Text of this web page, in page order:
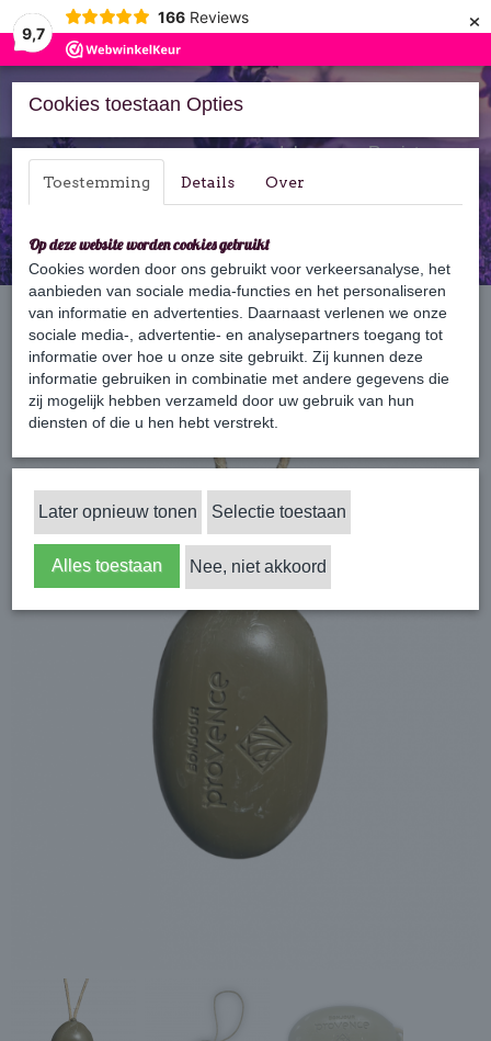
9,7
166 Reviews ×
Inloggen Registreren
Home › Zeep › Zeepkoord › Argan zeepkoord
Cookies toestaan Opties
Toestemming Details Over
Op deze website worden cookies gebruikt
Cookies worden door ons gebruikt voor verkeersanalyse, het
aanbieden van sociale media-functies en het personaliseren
van informatie en advertenties. Daarnaast verlenen we onze
sociale media-, advertentie- en analysepartners toegang tot
informatie over hoe u onze site gebruikt. Zij kunnen deze
informatie gebruiken in combinatie met andere gegevens die
zij mogelijk hebben verzameld door uw gebruik van hun
diensten of die u hen hebt verstrekt.
Later opnieuw tonen Selectie toestaan
Alles toestaan Nee, niet akkoord